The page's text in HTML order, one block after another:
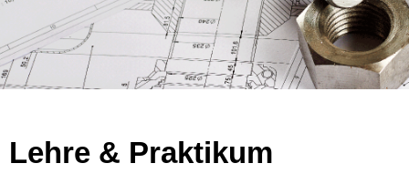
Lehre & Praktikum